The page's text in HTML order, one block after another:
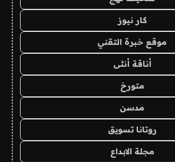
كار نيوز
موقع خبرة التقني
أناقة أنثى
متورخ
مدسن
روتانا تسويق
مجلة الابداع